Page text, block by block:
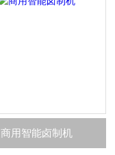
商用智能卤制机